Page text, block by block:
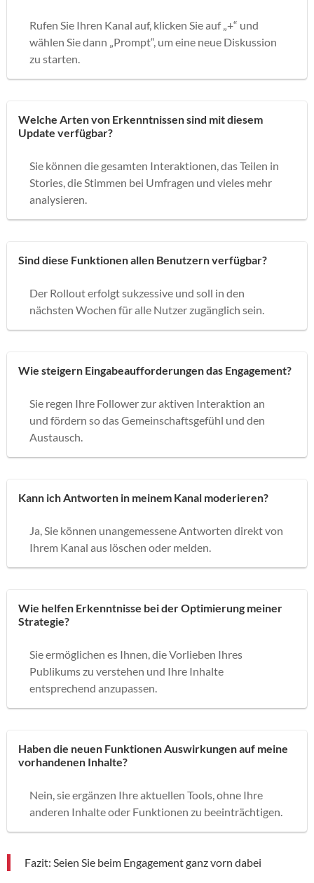
Rufen Sie Ihren Kanal auf, klicken Sie auf „+“ und
wählen Sie dann „Prompt“, um eine neue Diskussion
zu starten.
Welche Arten von Erkenntnissen sind mit diesem
Update verfügbar?
Sie können die gesamten Interaktionen, das Teilen in
Stories, die Stimmen bei Umfragen und vieles mehr
analysieren.
Sind diese Funktionen allen Benutzern verfügbar?
Der Rollout erfolgt sukzessive und soll in den
nächsten Wochen für alle Nutzer zugänglich sein.
Wie steigern Eingabeaufforderungen das Engagement?
Sie regen Ihre Follower zur aktiven Interaktion an
und fördern so das Gemeinschaftsgefühl und den
Austausch.
Kann ich Antworten in meinem Kanal moderieren?
Ja, Sie können unangemessene Antworten direkt von
Ihrem Kanal aus löschen oder melden.
Wie helfen Erkenntnisse bei der Optimierung meiner
Strategie?
Sie ermöglichen es Ihnen, die Vorlieben Ihres
Publikums zu verstehen und Ihre Inhalte
entsprechend anzupassen.
Haben die neuen Funktionen Auswirkungen auf meine
vorhandenen Inhalte?
Nein, sie ergänzen Ihre aktuellen Tools, ohne Ihre
anderen Inhalte oder Funktionen zu beeinträchtigen.
Fazit: Seien Sie beim Engagement ganz vorn dabei